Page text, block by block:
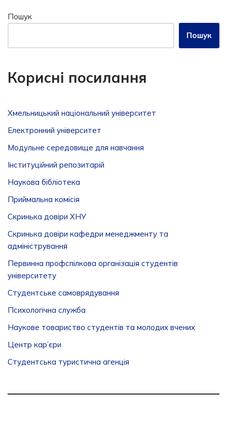
Пошук
Пошук
Корисні посилання
Хмельницький національний університет
Електронний університет
Модульне середовище для навчання
Інституційний репозитарій
Наукова бібліотека
Приймальна комісія
Скринька довіри ХНУ
Скринька довіри кафедри менеджменту та
адміністрування
Первинна профспілкова організація студентів
університету
Студентське самоврядування
Психологічна служба
Наукове товариство студентів та молодих вчених
Центр кар’єри
Студентська туристична агенція